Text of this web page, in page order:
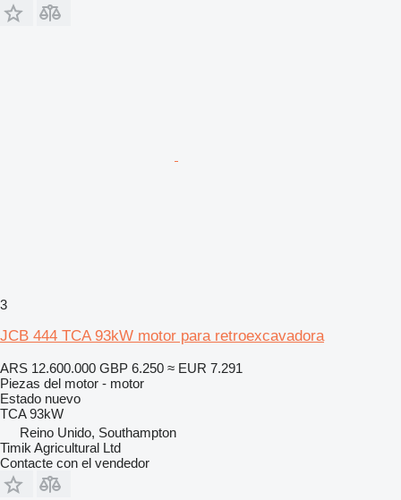
3
JCB 444 TCA 93kW motor para retroexcavadora
ARS 12.600.000 GBP 6.250 ≈ EUR 7.291
Piezas del motor - motor
Estado nuevo
TCA 93kW
Reino Unido, Southampton
Timik Agricultural Ltd
Contacte con el vendedor